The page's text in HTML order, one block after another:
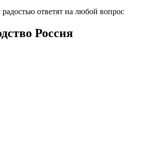
ответят на любой вопрос
Россия